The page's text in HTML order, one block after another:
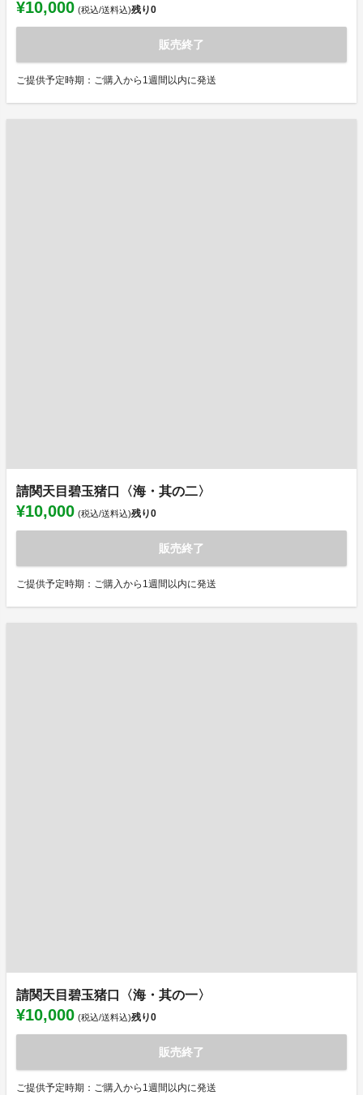
¥10,000 (税込/送料込)残り0
販売終了
ご提供予定時期：ご購入から1週間以内に発送
請関天目碧玉猪口〈海・其の二〉
¥10,000 (税込/送料込)残り0
販売終了
ご提供予定時期：ご購入から1週間以内に発送
請関天目碧玉猪口〈海・其の一〉
¥10,000 (税込/送料込)残り0
販売終了
ご提供予定時期：ご購入から1週間以内に発送